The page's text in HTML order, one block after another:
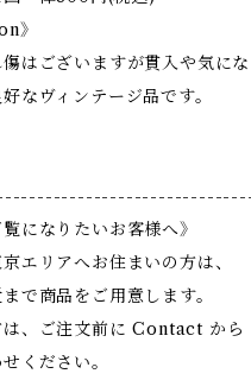
》
はございますが貫入や気に
なヴィンテージ品です。
覧になりたいお客様へ》
エリアへお住まいの方は、
で商品をご用意します。
は、ご注文前に Contact から
ください。